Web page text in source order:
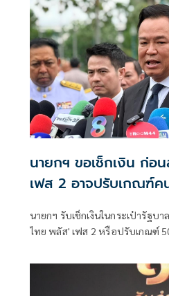
นายกฯ ขอเช็กเงิน ก่อ
เฟส 2 อาจปรับเกณฑ์ค
นายกฯ รับเช็กเงินในกระเป๋ารัฐบ
ไทย พลัส' เฟส 2 หรือปรับเกณฑ์
แข็งแรง